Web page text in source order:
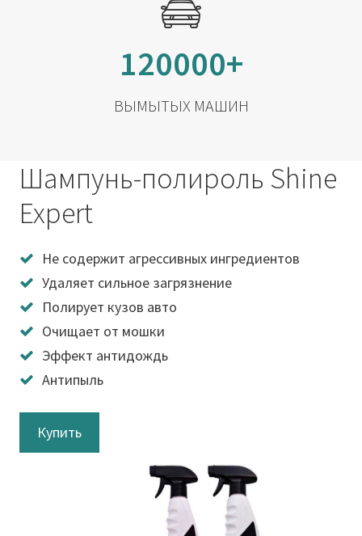
120000+
ВЫМЫТЫХ МАШИН
Шампунь-полироль Shine
Expert
Не содержит агрессивных ингредиентов
Удаляет сильное загрязнение
Полирует кузов авто
Очищает от мошки
Эффект антидождь
Антипыль
Купить